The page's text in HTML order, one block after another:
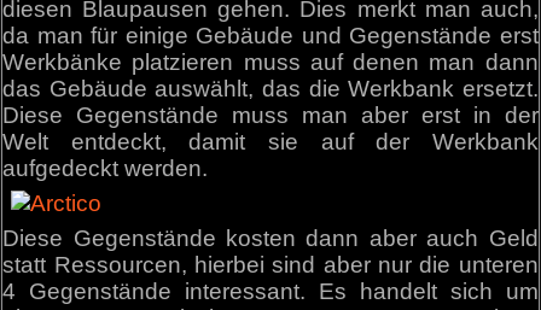
diesen Blaupausen gehen. Dies merkt man auch,
da man für einige Gebäude und Gegenstände erst
Werkbänke platzieren muss auf denen man dann
das Gebäude auswählt, das die Werkbank ersetzt.
Diese Gegenstände muss man aber erst in der
Welt entdeckt, damit sie auf der Werkbank
aufgedeckt werden.
Diese Gegenstände kosten dann aber auch Geld
statt Ressourcen, hierbei sind aber nur die unteren
4 Gegenstände interessant. Es handelt sich um